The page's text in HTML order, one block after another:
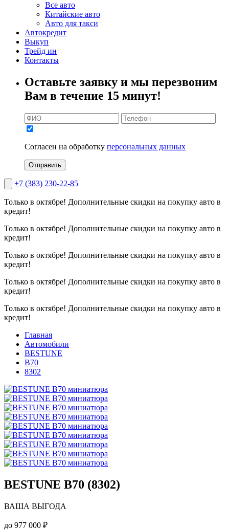
Все авто
Китайские авто
Авто для такси
Автокредит
Выкуп
Трейд ин
Контакты
Оставьте заявку и мы перезвоним
Вам в течение 15 минут!
Согласен на обработку персональных данных
Отправить
+7 (383) 230-22-85
Только в октябре! Дополнительные скидки на покупку авто в
кредит!
Только в октябре! Дополнительные скидки на покупку авто в
кредит!
Только в октябре! Дополнительные скидки на покупку авто в
кредит!
Только в октябре! Дополнительные скидки на покупку авто в
кредит!
Только в октябре! Дополнительные скидки на покупку авто в
кредит!
Главная
Автомобили
BESTUNE
B70
8302
BESTUNE B70 (8302)
ВАША ВЫГОДА
до 977 000 ₽